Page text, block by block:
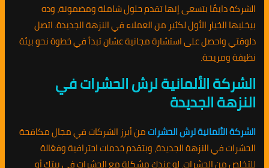
الشركة دايمًا بتسعى إنها تقدم حلول شاملة ومضمونة، وده
بيخليها الخيار الأول لكثير من العملاء في النزهة الجديدة. اتصل
دلوقتي واحصل على استشارة مجانية عشان تبدأ في خطوة نحو بيئة
نظيفة ومريحة.
الشركة الألمانية لرش الحشرات في
النزهة الجديدة
الشركة الألمانية لرش الحشراتمن أبرز الشركات في مجال مكافحة
الحشرات في النزهة الجديدة، وبتقدم خدمات احترافية وفعّالة
للتخلص من الحشرات. لو عندك مشكلة مع الحشرات في بيتك أو